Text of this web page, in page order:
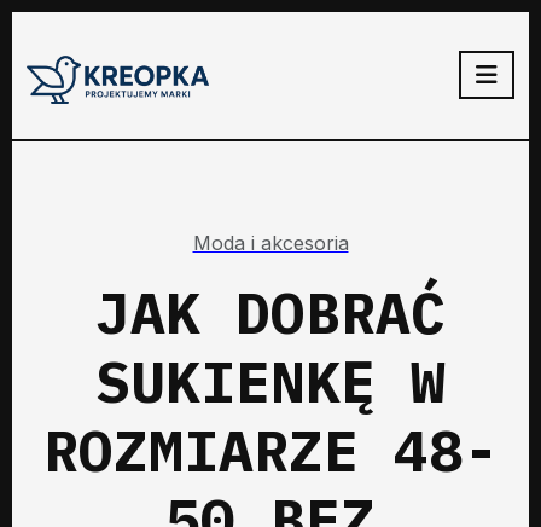
Moda i akcesoria
JAK DOBRAĆ
SUKIENKĘ W
ROZMIARZE 48-